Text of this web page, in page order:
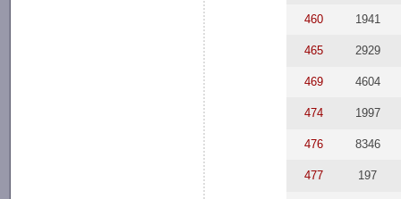
460 1941
465 2929
469 4604
474 1997
476 8346
477 197